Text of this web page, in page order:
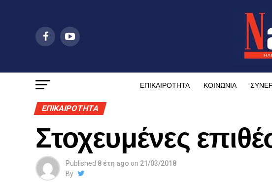
ΕΠΙΚΑΙΡΟΤΗΤΑ ΚΟΙΝΩΝΙΑ
ΕΠΙΚΑΙΡΟΤΗΤΑ
Στοχευμένες
Published 8 έτη ago on 21/03/2018
By